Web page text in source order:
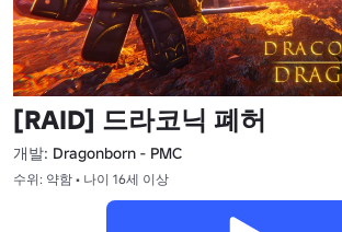
[RAID] 드라코닉 폐허
개발: Dragonborn - PMC
수위: 약함 • 나이 16세 이상